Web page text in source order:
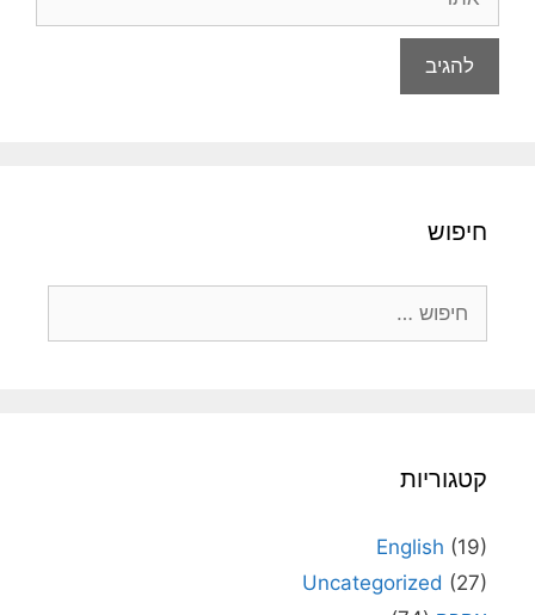
חיפוש
קטגוריות
English (19)
Uncategorized (27)